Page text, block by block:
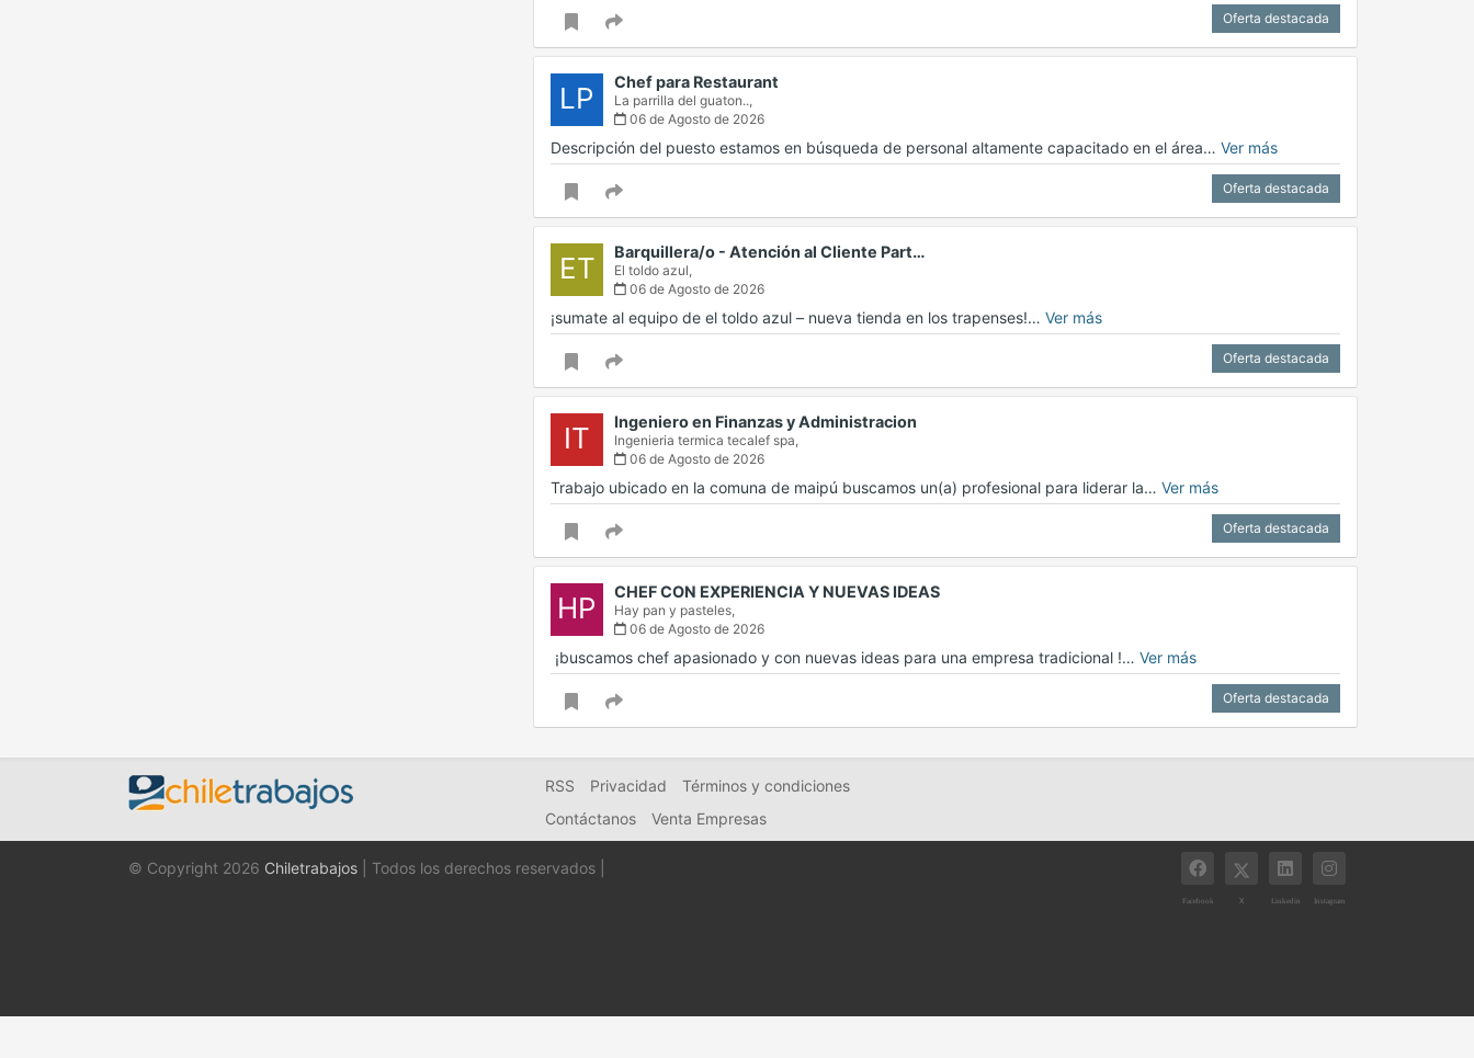
Oferta destacada
LP Chef para Restaurant
La parrilla del guaton..,
06 de Agosto de 2026
Descripción del puesto estamos en búsqueda de personal altamente capacitado en el área… Ver más
Oferta destacada
ET Barquillera/o - Atención al Cliente Part…
El toldo azul,
06 de Agosto de 2026
¡sumate al equipo de el toldo azul – nueva tienda en los trapenses!… Ver más
Oferta destacada
IT Ingeniero en Finanzas y Administracion
Ingenieria termica tecalef spa,
06 de Agosto de 2026
Trabajo ubicado en la comuna de maipú buscamos un(a) profesional para liderar la… Ver más
Oferta destacada
HP CHEF CON EXPERIENCIA Y NUEVAS IDEAS
Hay pan y pasteles,
06 de Agosto de 2026
‍ ¡buscamos chef apasionado y con nuevas ideas para una empresa tradicional !… Ver más
Oferta destacada
RSS Privacidad
Términos y condiciones
Contáctanos
Venta Empresas
© Copyright 2026 Chiletrabajos | Todos los derechos reservados |
Facebook X Linkedin Instagram